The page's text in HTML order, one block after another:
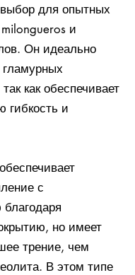
для опытных
и
Он идеально
как обеспечивает
гибкость и
с
но имеет
трение, чем
В этом типе